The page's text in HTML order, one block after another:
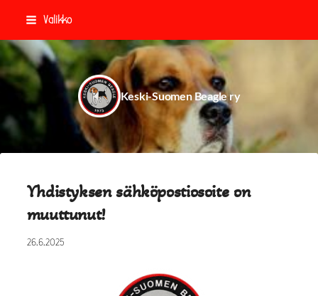
Siirry
sisältöön
Valikko
Keski-Suomen Beagle ry
Yhdistyksen sähköpostiosoite on
muuttunut!
26.6.2025